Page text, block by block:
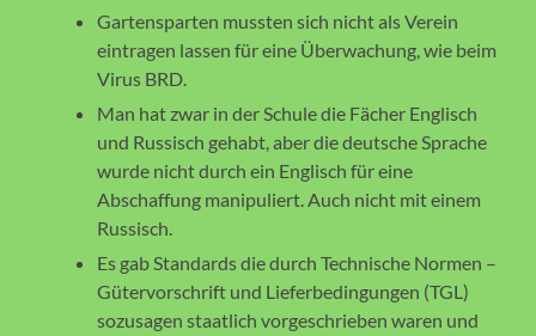
Gartensparten mussten sich nicht als Verein
eintragen lassen für eine Überwachung, wie beim
Virus BRD.
Man hat zwar in der Schule die Fächer Englisch
und Russisch gehabt, aber die deutsche Sprache
wurde nicht durch ein Englisch für eine
Abschaffung manipuliert. Auch nicht mit einem
Russisch.
Es gab Standards die durch Technische Normen –
Gütervorschrift und Lieferbedingungen (TGL)
sozusagen staatlich vorgeschrieben waren und